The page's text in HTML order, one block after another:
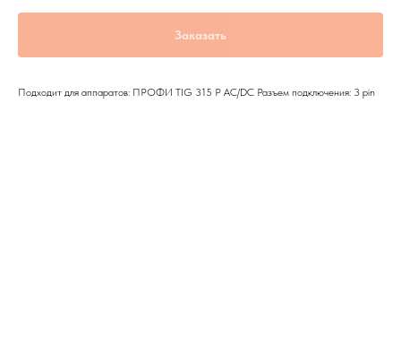
Заказать
Подходит для аппаратов: ПРОФИ TIG 315 P AC/DC Разъем подключения: 3 pin